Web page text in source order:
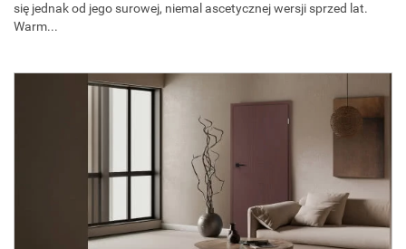
się jednak od jego surowej, niemal ascetycznej wersji sprzed lat.
Warm...